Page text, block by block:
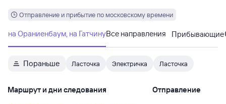
Отправление и прибытие по московскому времени
на Ораниенбаум, на ГатчинуВсе направления Прибывающие
Пораньше Ласточка Электричка Ласточка
Маршрут и дни следования Отправление